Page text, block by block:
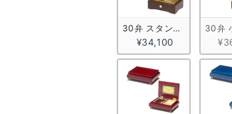
30弁 スタンダード ウォー
¥34,100
30弁